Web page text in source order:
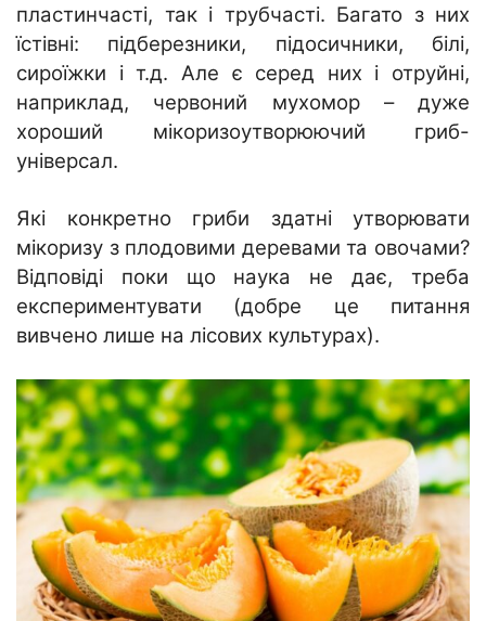
пластинчасті, так і трубчасті. Багато з них
їстівні: підберезники, підосичники, білі,
сироїжки і т.д. Але є серед них і отруйні,
наприклад, червоний мухомор – дуже
хороший мікоризоутворюючий гриб-
універсал.
Які конкретно гриби здатні утворювати
мікоризу з плодовими деревами та овочами?
Відповіді поки що наука не дає, треба
експериментувати (добре це питання
вивчено лише на лісових культурах).